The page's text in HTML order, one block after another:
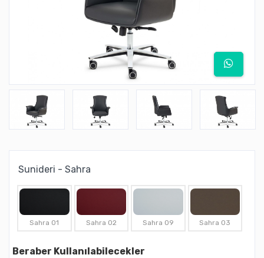
Sunideri - Sahra
Sahra 01 Sahra 02 Sahra 09 Sahra 03
Beraber Kullanılabilecekler